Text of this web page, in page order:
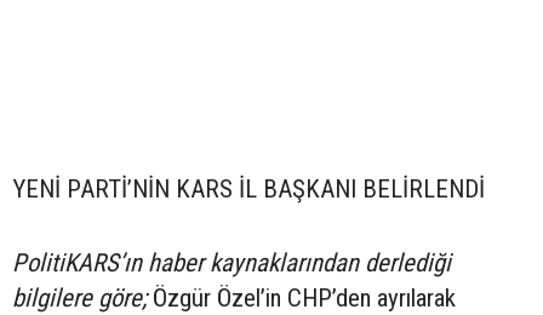
YENİ PARTİ’NİN KARS İL BAŞKANI BELİRLENDİ
PolitiKARS’ın haber kaynaklarından derlediği
bilgilere göre;Özgür Özel’in CHP’den ayrılarak